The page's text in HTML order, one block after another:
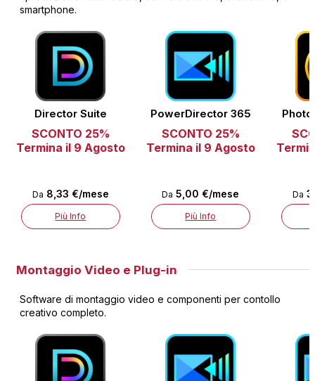
smartphone.
Director Suite
SCONTO 25%
Termina il 9 Agosto
Da 8,33 €/mese
Più Info
PowerDirector 365
SCONTO 25%
Termina il 9 Agosto
Da 5,00 €/mese
Più Info
Da
Montaggio Video e Plug-in
Software di montaggio video e componenti per contollo
creativo completo.